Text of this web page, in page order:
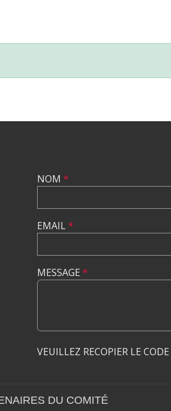
NOM *
EMAIL*
MESSAGE *
VEUILLEZ RECOPIER LE CODE
DU COMITÉ